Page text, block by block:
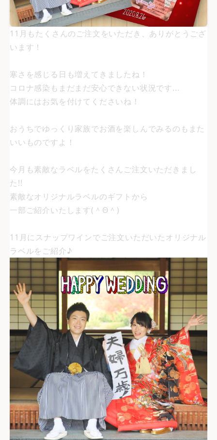
11月もたくさんのご注文をいただき、ありがとうござ
います！
寒さを感じる日も増えてきましたね！
コロナ感染もまだまだ安心できない状況です...
体調にはお気を付けてくださいね！
おうちでゆっくり家族でお酒を楽しんでみるのもまた
いいものですよ！
今月も素敵なラベルをたくさんご注文いただきまし
た!!
素敵なオリジナルラベルのギフトから
一部ご紹介いたします(＾Θ＾)
11月にスナップワインでご注文いただいたオリジナル
ラベルをご紹介♪